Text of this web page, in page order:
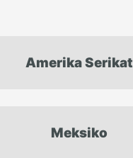
Amerika Serikat
Meksiko